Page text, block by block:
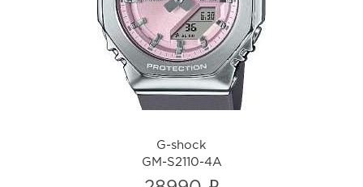
GM-S2110-4A
i
G-shock
GM-S2110-4A